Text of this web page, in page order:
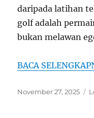
daripada latihan
golf adalah
bukan melawan
BACA
Posted
November 27, 2025